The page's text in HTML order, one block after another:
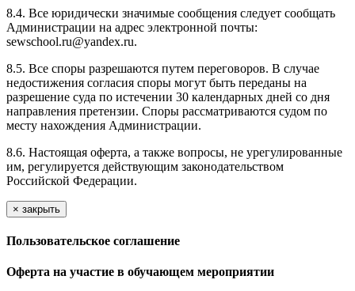
8.4. Все юридически значимые сообщения следует сообщать
Администрации на адрес электронной почты:
sewschool.ru@yandex.ru.
8.5. Все споры разрешаются путем переговоров. В случае
недостижения согласия споры могут быть переданы на
разрешение суда по истечении 30 календарных дней со дня
направления претензии. Споры рассматриваются судом по
месту нахождения Администрации.
8.6. Настоящая оферта, а также вопросы, не урегулированные
им, регулируется действующим законодательством
Российской Федерации.
× закрыть
Пользовательское соглашение
Оферта на участие в обучающем мероприятии